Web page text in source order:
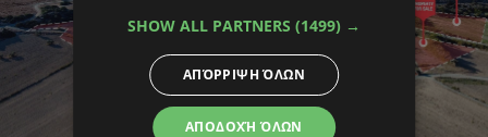
SHOW ALL PARTNERS (1499) →
ΑΠΟΔΟΧΉ ΌΛΩΝ
ΑΠΌΡΡΙΨΗ ΌΛΩΝ